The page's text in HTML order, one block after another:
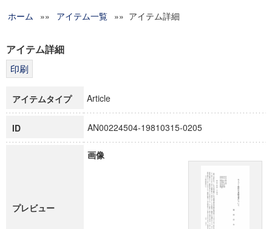
グローバルリサーチインスティテュート
科学研究費補助金研究成果報告書
博士課程教育リーディングプログラム「超成熟社会発展のサ
ホーム »» アイテム一覧 »» アイテム詳細
アイテム詳細
アイテムタイプ Article
ID AN00224504-19810315-0205
プレビュー
画像